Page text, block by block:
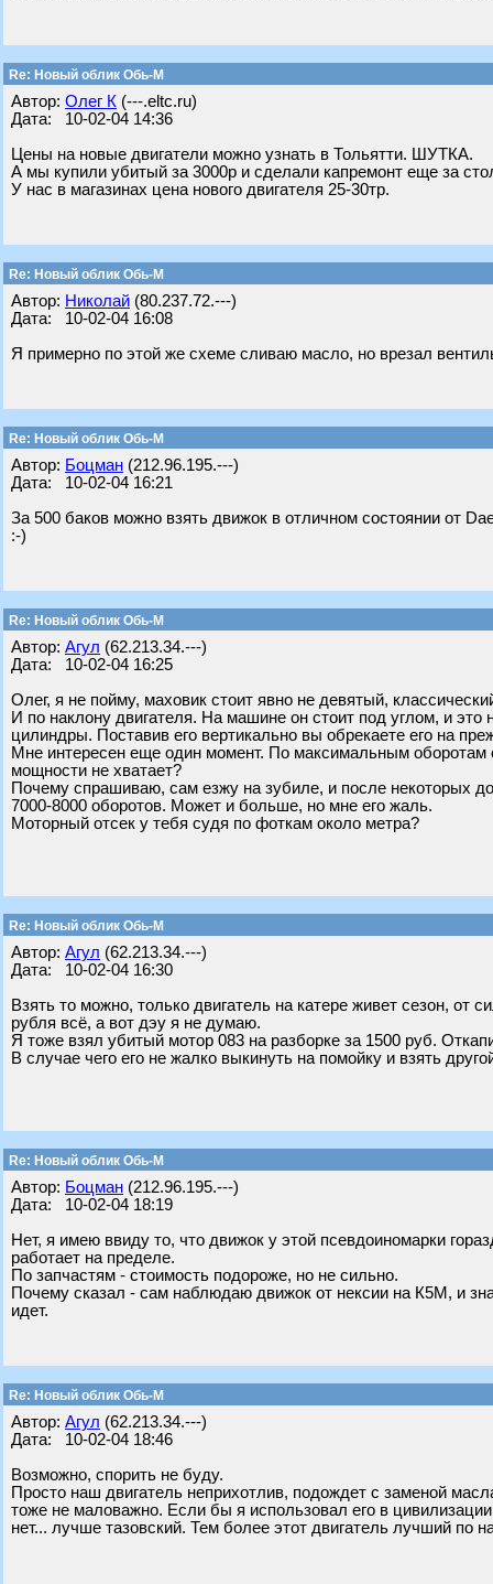
Re: Новый облик Обь-М
Автор: Олег К (---.eltc.ru)
Дата: 10-02-04 14:36
Цены на новые двигатели можно узнать в Тольятти. ШУТКА.
А мы купили убитый за 3000р и сделали капремонт еще за
У нас в магазинах цена нового двигателя 25-30тр.
Re: Новый облик Обь-М
Автор: Николай (80.237.72.---)
Дата: 10-02-04 16:08
Я примерно по этой же схеме сливаю масло, но врезал
Re: Новый облик Обь-М
Автор: Боцман (212.96.195.---)
Дата: 10-02-04 16:21
За 500 баков можно взять движок в отличном состоянии от
:-)
Re: Новый облик Обь-М
Автор: Агул (62.213.34.---)
Дата: 10-02-04 16:25
Олег, я не пойму, маховик стоит явно не девятый,
И по наклону двигателя. На машине он стоит под углом, и
цилиндры. Поставив его вертикально вы обрекаете его на
Мне интересен еще один момент. По максимальным
мощности не хватает?
Почему спрашиваю, сам езжу на зубиле, и после некоторых
7000-8000 оборотов. Может и больше, но мне его жаль.
Моторный отсек у тебя судя по фоткам около метра?
Re: Новый облик Обь-М
Автор: Агул (62.213.34.---)
Дата: 10-02-04 16:30
Взять то можно, только двигатель на катере живет сезон,
рубля всё, а вот дэу я не думаю.
Я тоже взял убитый мотор 083 на разборке за 1500 руб.
В случае чего его не жалко выкинуть на помойку и взять
Re: Новый облик Обь-М
Автор: Боцман (212.96.195.---)
Дата: 10-02-04 18:19
Нет, я имею ввиду то, что движок у этой псевдоиномарки
работает на пределе.
По запчастям - стоимость подороже, но не сильно.
Почему сказал - сам наблюдаю движок от нексии на К5М, и
идет.
Re: Новый облик Обь-М
Автор: Агул (62.213.34.---)
Дата: 10-02-04 18:46
Возможно, спорить не буду.
Просто наш двигатель неприхотлив, подождет с заменой
тоже не маловажно. Если бы я использовал его в
нет... лучше тазовский. Тем более этот двигатель лучший по